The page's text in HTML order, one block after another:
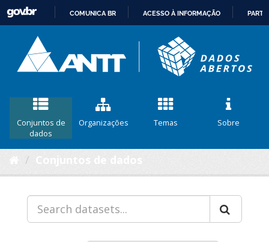
CONTEÚDO
COMUNICA BR ACESSO À INFORMAÇÃO
Conjuntos de
dados
Organizações Temas Sobre